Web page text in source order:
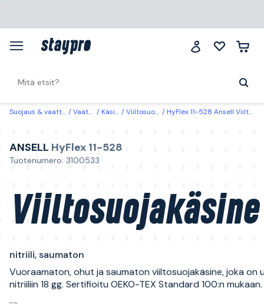
Suojaus & vaatteet Vaatteet Käsineet Viiltosuojakäsineet HyFlex 11-528 Ansell Viiltosuojakäsine nitriili, saumaton 6
ANSELL HyFlex 11-528
Tuotenumero: 3100533
Viiltosuojakäsine
nitriili, saumaton
Vuoraamaton, ohut ja saumaton viiltosuojakäsine, joka
nitriiliin 18 gg. Sertifioitu OEKO-TEX Standard 100:n mukaan.